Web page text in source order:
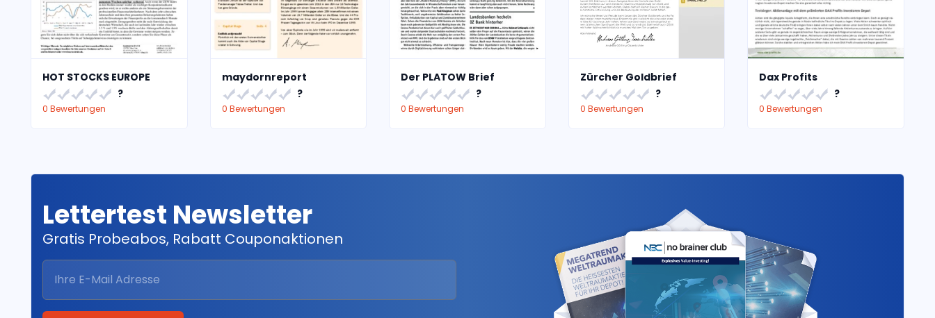
HOT STOCKS EUROPE
?
0 Bewertungen
maydornreport
?
0 Bewertungen
Der PLATOW Brief
?
0 Bewertungen
Zürcher Goldbrief
?
0 Bewertungen
Dax Profits
?
0 Bewertungen
Lettertest Newsletter
Gratis Probeabos, Rabatt Couponaktionen